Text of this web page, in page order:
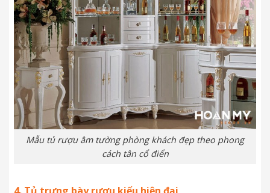
Mẫu tủ rượu âm tường phòng khách đẹp theo phong
cách tân cổ điển